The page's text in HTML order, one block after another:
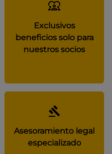
Exclusivos
beneficios solo para
nuestros socios
Asesoramiento legal
especializado